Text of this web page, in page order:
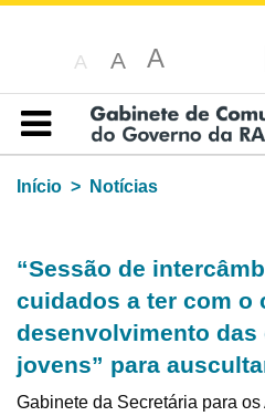
A A A
Índice
Início
Notícias
“Sessão de
cuidados a ter com o
desenvolvimento das
jovens” para
Gabinete da Secretária para